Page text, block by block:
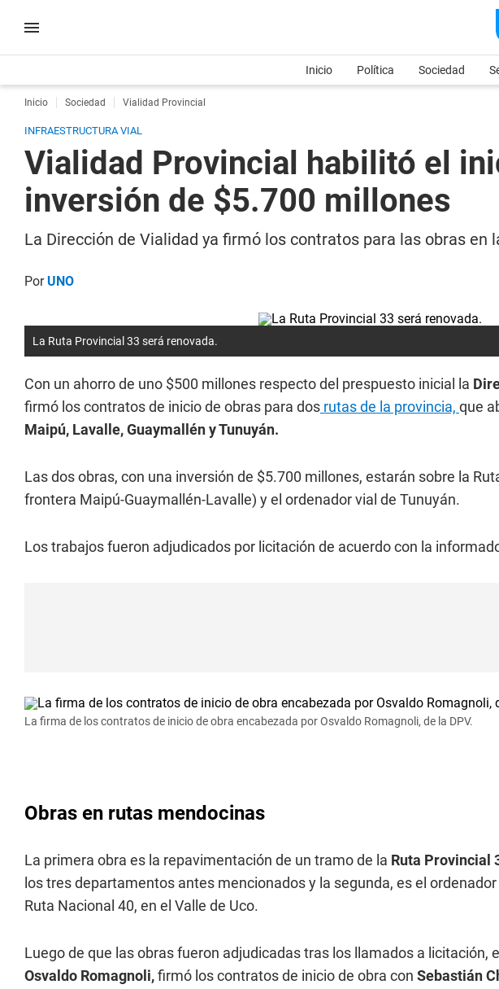
Inicio Política Sociedad
Inicio Sociedad Vialidad Provincial
INFRAESTRUCTURA VIAL
Vialidad Provincial habilitó el
inversión de $5.700 millones
La Dirección de Vialidad ya firmó los contratos para las obras en
PorUNO
La Ruta Provincial 33 será renovada.
Con un ahorro de uno $500 millones respecto del prespuesto inicial la
firmó los contratos de inicio de obras para dos rutas de la provincia, que
Maipú, Lavalle, Guaymallén y Tunuyán.
Las dos obras, con una inversión de $5.700 millones, estarán sobre la
frontera Maipú-Guaymallén-Lavalle) y el ordenador vial de Tunuyán.
Los trabajos fueron adjudicados por licitación de acuerdo con la
La firma de los contratos de inicio de obra encabezada por Osvaldo Romagnoli, de la DPV.
Obras en rutas mendocinas
La primera obra es la repavimentación de un tramo de la Ruta Provincial
los tres departamentos antes mencionados y la segunda, es el
Ruta Nacional 40, en el Valle de Uco.
Luego de que las obras fueron adjudicadas tras los llamados a licitación,
Osvaldo Romagnoli,firmó los contratos de inicio de obra con Sebastián